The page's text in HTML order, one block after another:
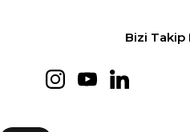
Bizi Takip